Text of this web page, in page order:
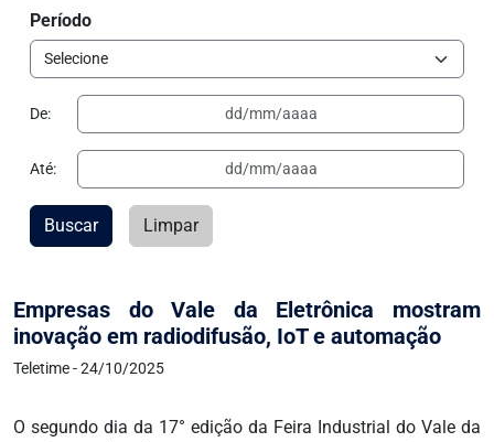
Empresas do Vale da Eletrônica mostram
inovação em radiodifusão, IoT e automação
Teletime - 24/10/2025
O segundo dia da 17° edição da Feira Industrial do Vale da
Período
De:
Até:
Buscar Limpar